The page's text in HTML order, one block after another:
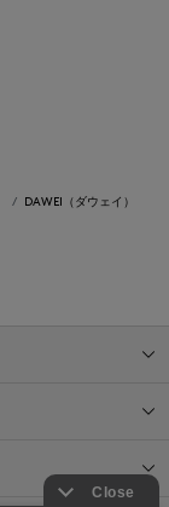
DAWEI（ダウェイ）